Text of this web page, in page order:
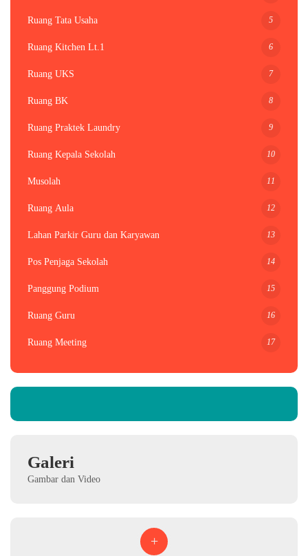
Ruang Tata Usaha 5
Ruang Kitchen Lt.1 6
Ruang UKS 7
Ruang BK 8
Ruang Praktek Laundry 9
Ruang Kepala Sekolah 10
Musolah 11
Ruang Aula 12
Lahan Parkir Guru dan Karyawan 13
Pos Penjaga Sekolah 14
Panggung Podium 15
Ruang Guru 16
Ruang Meeting 17
Galeri
Gambar dan Video
+